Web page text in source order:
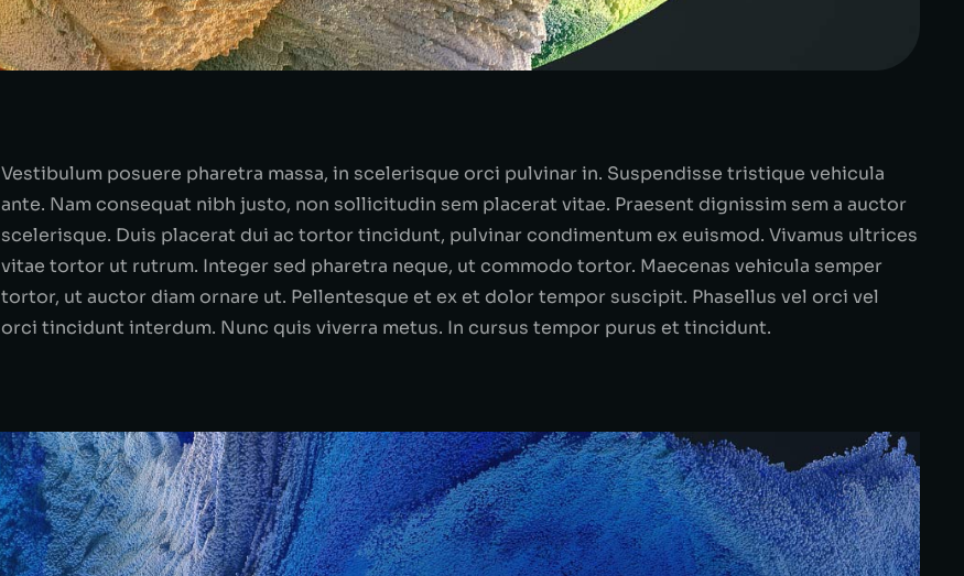
Vestibulum posuere pharetra massa, in scelerisque orci pulvinar in. Suspendisse tristique vehicula
ante. Nam consequat nibh justo, non sollicitudin sem placerat vitae. Praesent dignissim sem a auctor
scelerisque. Duis placerat dui ac tortor tincidunt, pulvinar condimentum ex euismod. Vivamus ultrices
vitae tortor ut rutrum. Integer sed pharetra neque, ut commodo tortor. Maecenas vehicula semper
tortor, ut auctor diam ornare ut. Pellentesque et ex et dolor tempor suscipit. Phasellus vel orci vel
orci tincidunt interdum. Nunc quis viverra metus. In cursus tempor purus et tincidunt.